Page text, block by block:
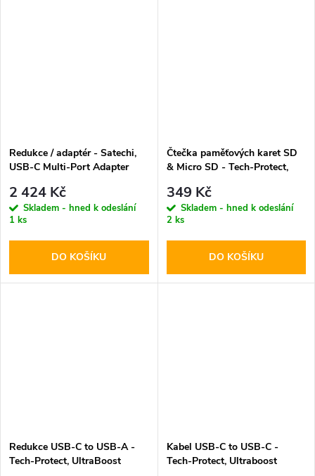
Redukce / adaptér - Satechi,
USB-C Multi-Port Adapter
2 424 Kč
Skladem - hned k odeslání
1 ks
DO KOŠÍKU
Čtečka paměťových karet SD
& Micro SD - Tech-Protect,
349 Kč
Skladem - hned k odeslání
2 ks
DO KOŠÍKU
Redukce USB-C to USB-A -
Tech-Protect, UltraBoost
Kabel USB-C to USB-C -
Tech-Protect, Ultraboost